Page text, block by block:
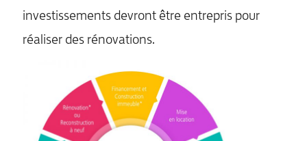
investissements devront être entrepris pour
réaliser des rénovations.